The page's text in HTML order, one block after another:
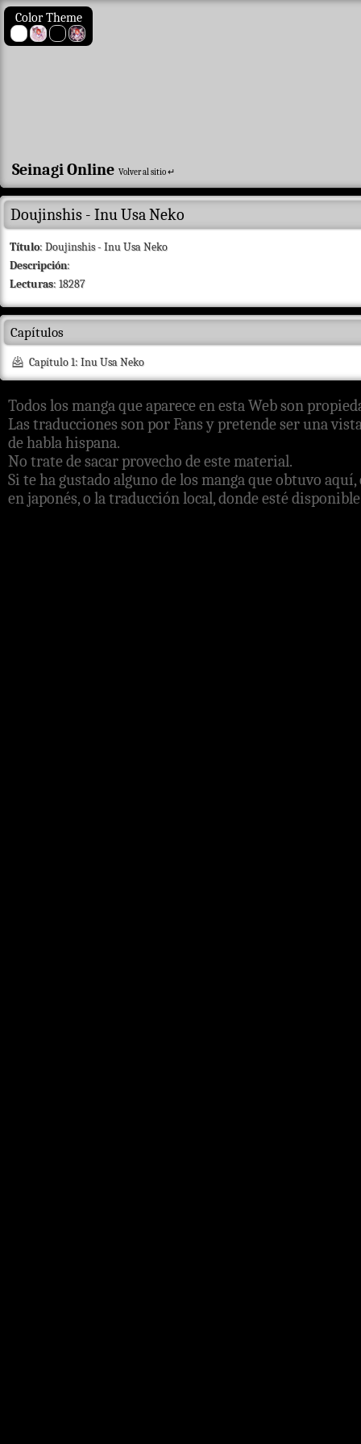
Color Theme
Seinagi Online Volver al sitio ↵
Doujinshis - Inu Usa Neko
Título: Doujinshis - Inu Usa Neko
Descripción:
Lecturas: 18287
Capítulos
Capítulo 1: Inu Usa Neko
Todos los manga que aparece en esta Web son
Las traducciones son por Fans y pretende ser una
de habla hispana.
No trate de sacar provecho de este material.
Si te ha gustado alguno de los manga que obtuvo
en japonés, o la traducción local, donde esté